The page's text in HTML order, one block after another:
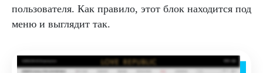
пользователя. Как правило, этот блок находится под
меню и выглядит так.